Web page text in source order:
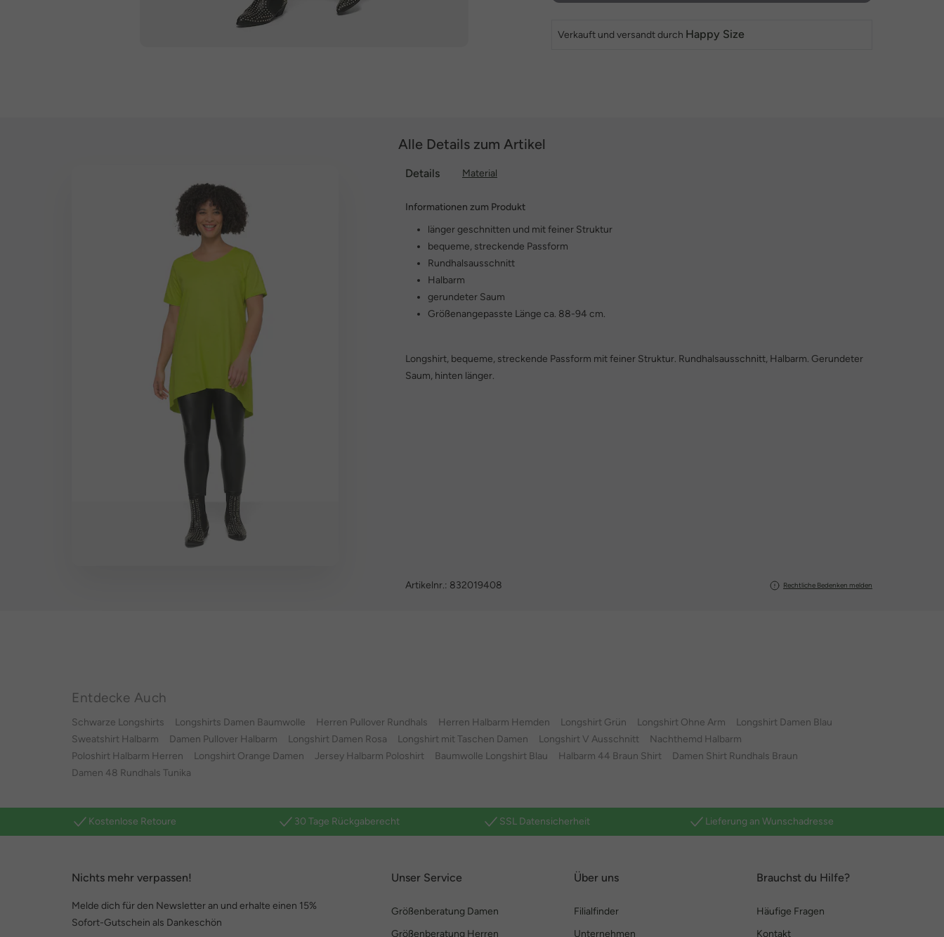
Verkauft und versandt durch Happy Size
Alle Details zum Artikel
Details Material
Informationen zum Produkt
länger geschnitten und mit feiner Struktur
bequeme, streckende Passform
Rundhalsausschnitt
Halbarm
gerundeter Saum
Größenangepasste Länge ca. 88-94 cm.
Longshirt, bequeme, streckende Passform mit feiner Struktur. Rundhalsausschnitt, Halbarm. Gerundeter
Saum, hinten länger.
Artikelnr.: 832019408 Rechtliche Bedenken melden
Entdecke Auch
Schwarze Longshirts Longshirts Damen Baumwolle Herren Pullover Rundhals Herren Halbarm Hemden Longshirt Grün Longshirt Ohne Arm
Longshirt Damen Blau
Sweatshirt Halbarm
Damen Pullover Halbarm Longshirt Damen Rosa Longshirt mit Taschen Damen Longshirt V Ausschnitt
Nachthemd Halbarm
Poloshirt Halbarm Herren
Longshirt Orange Damen Jersey Halbarm Poloshirt Baumwolle Longshirt Blau Halbarm 44 Braun Shirt
Damen Shirt Rundhals Braun
Damen 48 Rundhals Tunika
Kostenlose Retoure 30 Tage Rückgaberecht SSL Datensicherheit Lieferung an Wunschadresse
Nichts mehr verpassen!
Melde dich für den Newsletter an und erhalte einen 15%
Sofort-Gutschein als Dankeschön
Unser Service
Größenberatung Damen
Größenberatung Herren
Über uns
Filialfinder
Unternehmen
Brauchst du Hilfe?
Häufige Fragen
Kontakt